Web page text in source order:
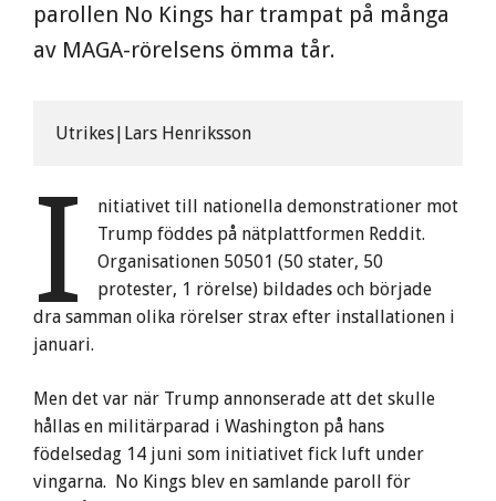
parollen No Kings har trampat på många
av MAGA-rörelsens ömma tår.
Utrikes|Lars Henriksson
I
nitiativet till nationella demonstrationer mot
Trump föddes på nätplattformen Reddit.
Organisationen 50501 (50 stater, 50
protester, 1 rörelse) bildades och började
dra samman olika rörelser strax efter installationen i
januari.
Men det var när Trump annonserade att det skulle
hållas en militärparad i Washington på hans
födelsedag 14 juni som initiativet fick luft under
vingarna. No Kings blev en samlande paroll för